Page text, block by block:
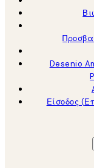
Desenio
Είσοδος